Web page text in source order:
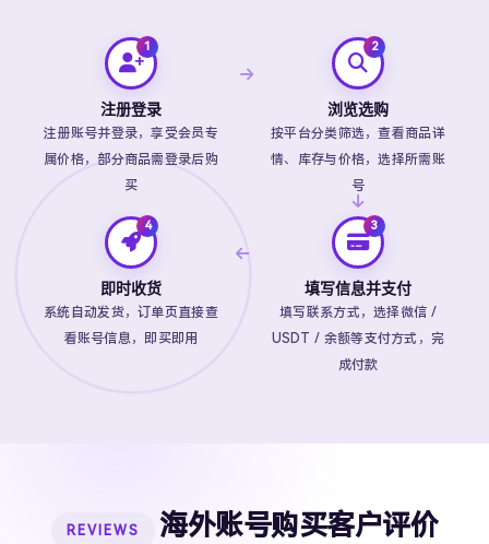
注册登录
注册账号并登录，享受会员专
属价格，部分商品需登录后购
买
浏览选购
按平台分类筛选，查看商品详
情、库存与价格，选择所需账
号
填写信息并支付
填写联系方式，选择微信 /
USDT / 余额等支付方式，完
成付款
即时收货
系统自动发货，订单页直接查
看账号信息，即买即用
REVIEWS 海外账号购买客户评价